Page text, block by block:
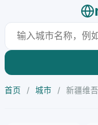
首页 / 城市 / 新疆维